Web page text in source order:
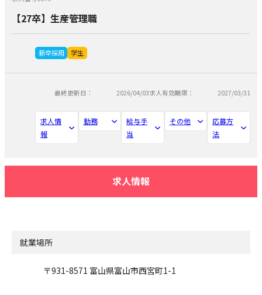
【27卒】生産管理職
新卒採用 学生
最終更新日： 2026/04/03求人有効期限： 2027/03/31
求人情
報
勤務
給与手
当
その他
応募方
法
求人情報
就業場所
〒931-8571 富山県富山市西宮町1-1